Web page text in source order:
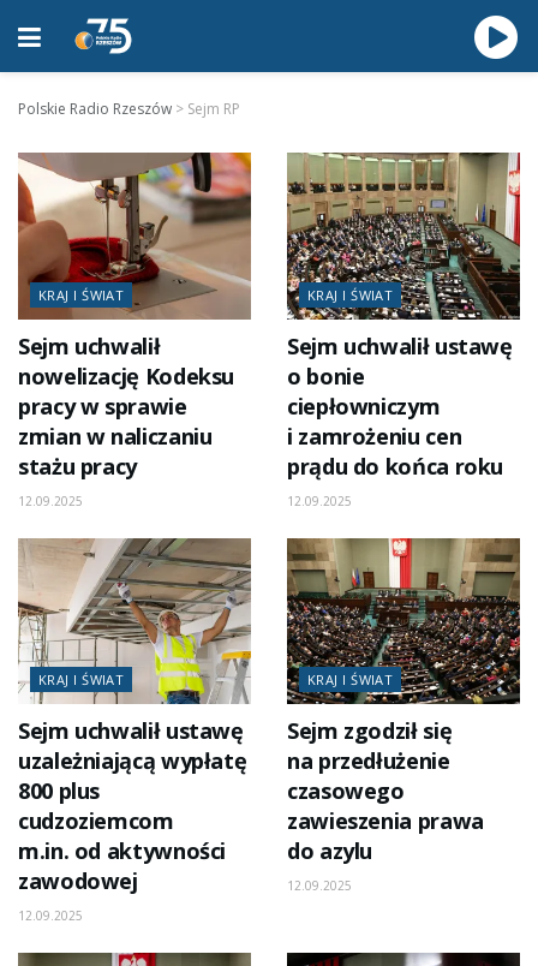
Polskie Radio Rzeszów > Sejm RP
KRAJ I ŚWIAT
Sejm uchwalił
nowelizację Kodeksu
pracy w sprawie
zmian w naliczaniu
stażu pracy
12.09.2025
KRAJ I ŚWIAT
Sejm uchwalił ustawę
o bonie
ciepłowniczym
i zamrożeniu cen
prądu do końca roku
12.09.2025
KRAJ I ŚWIAT
Sejm uchwalił ustawę
uzależniającą wypłatę
800 plus
cudzoziemcom
m.in. od aktywności
zawodowej
12.09.2025
KRAJ I ŚWIAT
Sejm zgodził się
na przedłużenie
czasowego
zawieszenia prawa
do azylu
12.09.2025